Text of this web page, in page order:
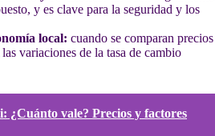
y es clave para la seguridad y los
local: cuando se comparan precios
variaciones de la tasa de cambio
¿Cuánto vale? Precios y factores